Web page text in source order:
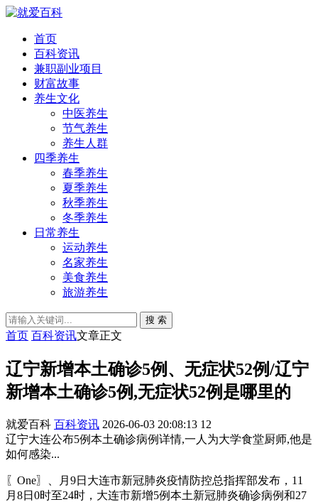
首页
百科资讯
兼职副业项目
财富故事
养生文化
中医养生
节气养生
养生人群
四季养生
春季养生
夏季养生
秋季养生
冬季养生
日常养生
运动养生
名家养生
美食养生
旅游养生
搜 索
首页 百科资讯文章正文
辽宁新增本土确诊5例、无症状52例/辽宁
新增本土确诊5例,无症状52例是哪里的
就爱百科 百科资讯 2026-06-03 20:08:13 12
辽宁大连公布5例本土确诊病例详情,一人为大学食堂厨师,他是
如何感染...
〖One〗、月9日大连市新冠肺炎疫情防控总指挥部发布，11
月8日0时至24时，大连市新增5例本土新冠肺炎确诊病例和27